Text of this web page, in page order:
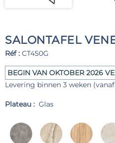
SALONTAFEL
Réf : CT450G
BEGIN VAN OKTOBER 2026
Levering binnen 3 weken
Plateau : Glas